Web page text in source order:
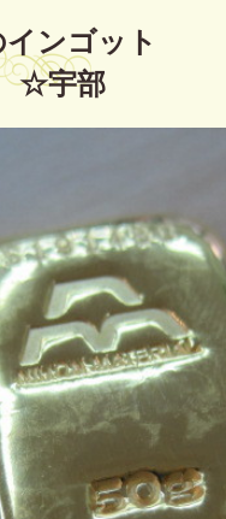
ンゴット
☆宇部